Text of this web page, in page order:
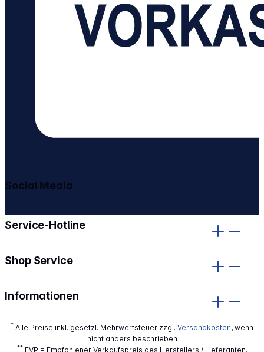
Service-Hotline
Shop Service
Informationen
Social Media
* Alle Preise inkl. gesetzl. Mehrwertsteuer zzgl. Versandkosten, wenn
nicht anders beschrieben
**EVP = Empfohlener Verkaufspreis des Herstellers / Lieferanten.